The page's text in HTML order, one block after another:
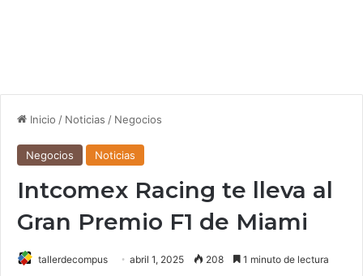
Inicio / Noticias / Negocios
Negocios Noticias
Intcomex Racing te lleva al
Gran Premio F1 de Miami
tallerdecompus abril 1, 2025 208 1 minuto de lectura